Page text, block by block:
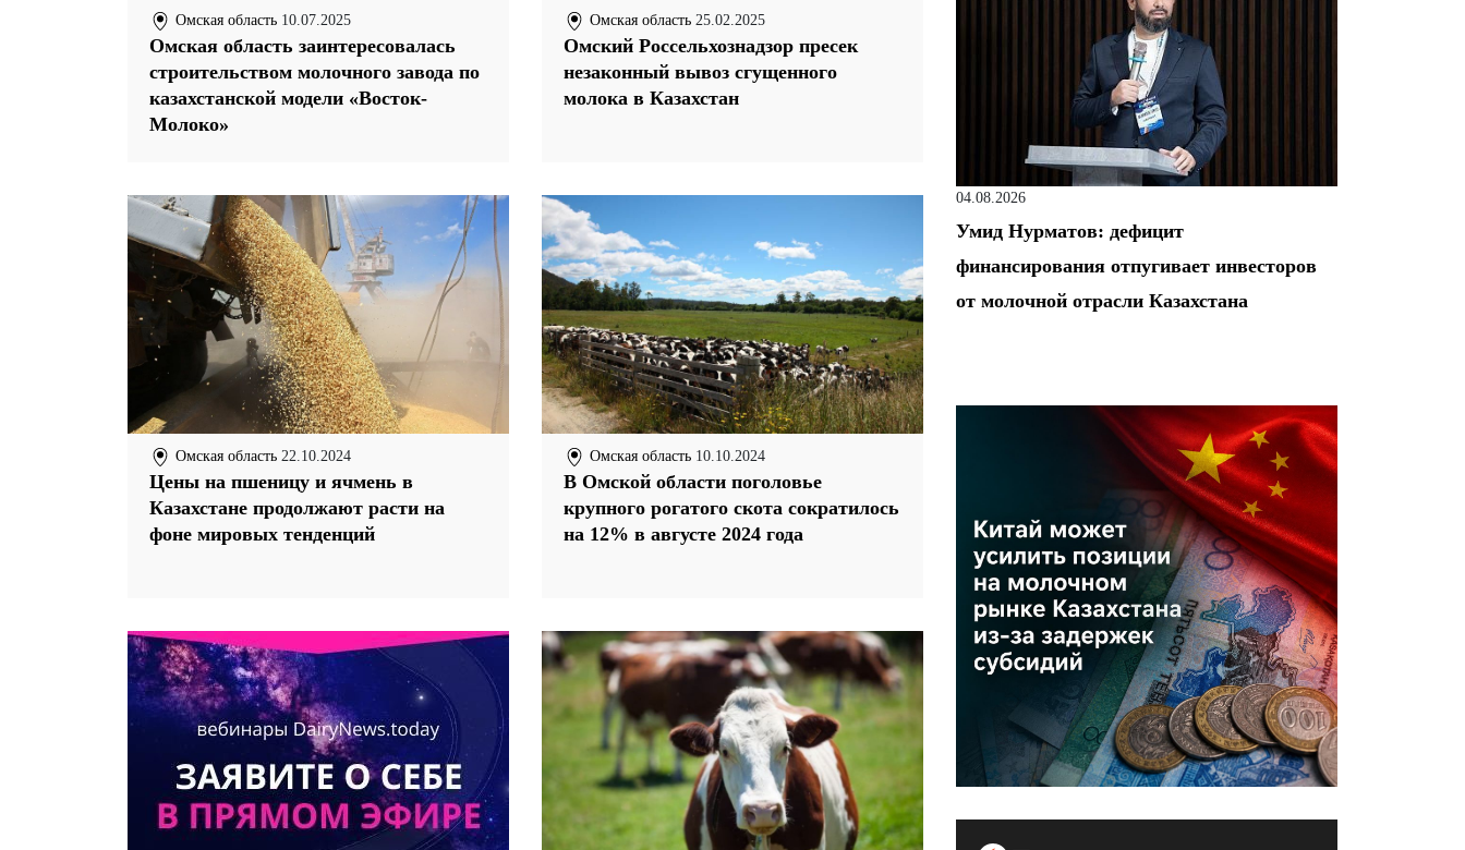
Омская область 10.07.2025
Омская область заинтересовалась
строительством молочного завода по
казахстанской модели «Восток-
Молоко»
Омская область 25.02.2025
Омский Россельхознадзор пресек
незаконный вывоз сгущенного
молока в Казахстан
Омская область 22.10.2024
Цены на пшеницу и ячмень в
Казахстане продолжают расти на
фоне мировых тенденций
Омская область 10.10.2024
В Омской области поголовье
крупного рогатого скота сократилось
на 12% в августе 2024 года
04.08.2026
Умид Нурматов: дефицит
финансирования отпугивает инвесторов
от молочной отрасли Казахстана